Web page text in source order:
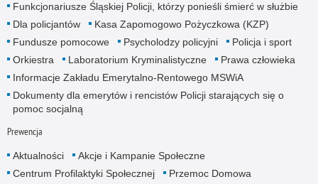
Funkcjonariusze Śląskiej Policji, którzy ponieśli śmierć w służbie
Dla policjantów
Kasa Zapomogowo Pożyczkowa (KZP)
Fundusze pomocowe
Psycholodzy policyjni
Policja i sport
Orkiestra
Laboratorium Kryminalistyczne
Prawa człowieka
Informacje Zakładu Emerytalno-Rentowego MSWiA
Dokumenty dla emerytów i rencistów Policji starających się o
pomoc socjalną
Prewencja
Aktualności
Akcje i Kampanie Społeczne
Centrum Profilaktyki Społecznej
Przemoc Domowa